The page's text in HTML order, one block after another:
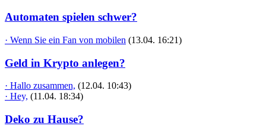
Automaten spielen schwer?
· Wenn Sie ein Fan von mobilen (13.04. 16:21)
Geld in Krypto anlegen?
· Hallo zusammen, (12.04. 10:43)
· Hey, (11.04. 18:34)
Deko zu Hause?